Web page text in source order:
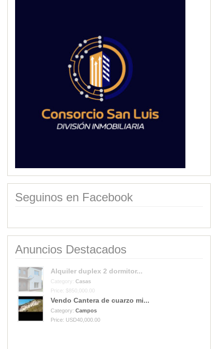
Seguinos en Facebook
Anuncios Destacados
Alquiler duplex 2 dormitor...
Category: Casas
Price: $850,000.00
Vendo Cantera de cuarzo mi...
Category: Campos
Price: USD40,000.00